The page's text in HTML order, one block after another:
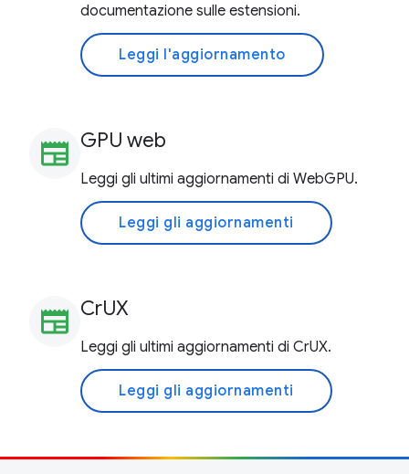
documentazione sulle estensioni.
Leggi l'aggiornamento
newspaper GPU web
Leggi gli ultimi aggiornamenti di WebGPU.
Leggi gli aggiornamenti
newspaper CrUX
Leggi gli ultimi aggiornamenti di CrUX.
Leggi gli aggiornamenti